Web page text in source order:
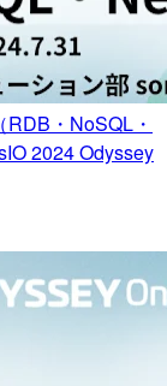
・NoSQL・
2024 Odyssey